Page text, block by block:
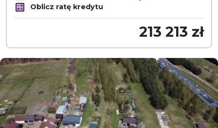
Oblicz ratę kredytu
213 213 zł